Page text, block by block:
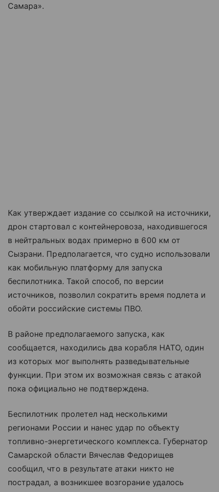
Самара».
Как утверждает издание со ссылкой на источники,
дрон стартовал с контейнеровоза, находившегося
в нейтральных водах примерно в 600 км от
Сызрани. Предполагается, что судно использовали
как мобильную платформу для запуска
беспилотника. Такой способ, по версии
источников, позволил сократить время подлета и
обойти российские системы ПВО.
В районе предполагаемого запуска, как
сообщается, находились два корабля НАТО, один
из которых мог выполнять разведывательные
функции. При этом их возможная связь с атакой
пока официально не подтверждена.
Беспилотник пролетел над несколькими
регионами России и нанес удар по объекту
топливно-энергетического комплекса. Губернатор
Самарской области Вячеслав Федорищев
сообщил, что в результате атаки никто не
пострадал, а возникшее возгорание удалось